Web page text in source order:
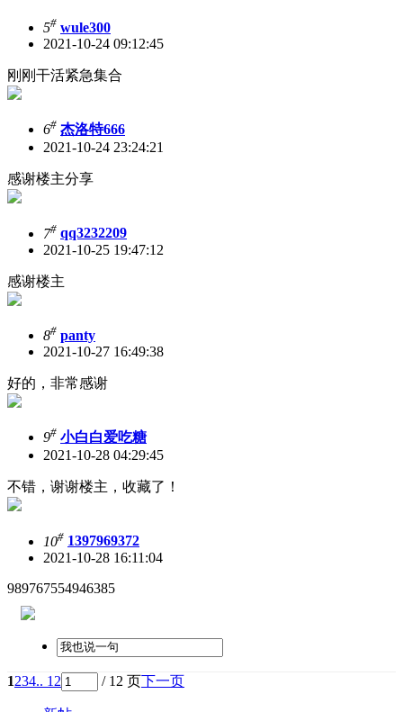
5# wule300
2021-10-24 09:12:45
刚刚干活紧急集合
6# 杰洛特666
2021-10-24 23:24:21
感谢楼主分享
7# qq3232209
2021-10-25 19:47:12
感谢楼主
8# panty
2021-10-27 16:49:38
好的，非常感谢
9# 小白白爱吃糖
2021-10-28 04:29:45
不错，谢谢楼主，收藏了！
10# 1397969372
2021-10-28 16:11:04
989767554946385
1234.. 12 / 12 页下一页